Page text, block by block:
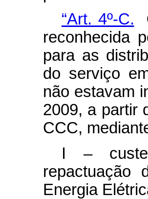
“Art. 4º-C.
reconhecida
para as
do serviço
não estavam
2009, a partir
CCC,
I –
repactuação
Energia